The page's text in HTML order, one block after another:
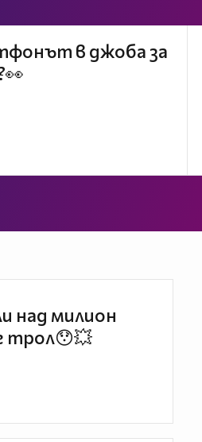
в джоба за
над милион
трол😯💥